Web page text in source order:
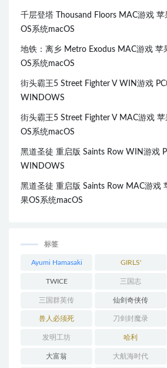
千层登塔 Thousand Floors MAC游戏
OS系统macOS
地铁：离乡 Metro Exodus MAC游戏 苹
OS系统macOS
街头霸王5 Street Fighter V WIN游戏
WINDOWS
街头霸王5 Street Fighter V MAC游戏
OS系统macOS
黑道圣徒 重启版 Saints Row WIN游戏
WINDOWS
黑道圣徒 重启版 Saints Row MAC游戏
果OS系统macOS
标签
Ayumi Hamasaki GIRLS'
GENERATION
TWICE 三国志
三国群英传 仙剑奇侠传
兽人必须死 刀剑封魔录
发明工坊 哈利
大富翁 大航海时代